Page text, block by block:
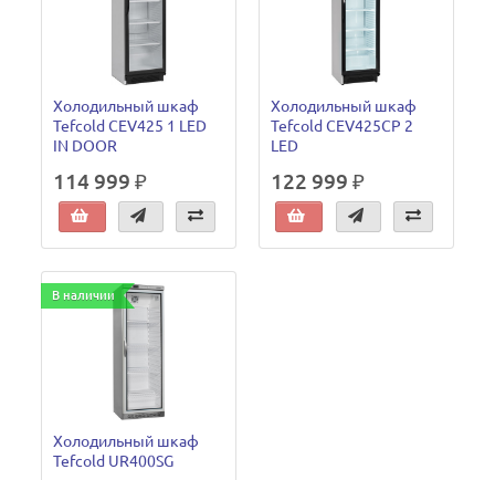
Холодильный шкаф
Tefcold CEV425 1 LED
IN DOOR
114 999 ₽
Холодильный шкаф
Tefcold CEV425CP 2
LED
122 999 ₽
В наличии
Холодильный шкаф
Tefcold UR400SG